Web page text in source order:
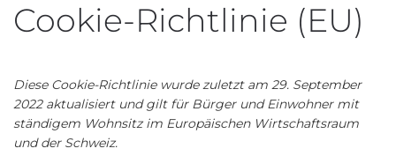
Cookie-Richtlinie (EU)
Diese Cookie-Richtlinie wurde zuletzt am 29. September
2022 aktualisiert und gilt für Bürger und Einwohner mit
ständigem Wohnsitz im Europäischen Wirtschaftsraum
und der Schweiz.